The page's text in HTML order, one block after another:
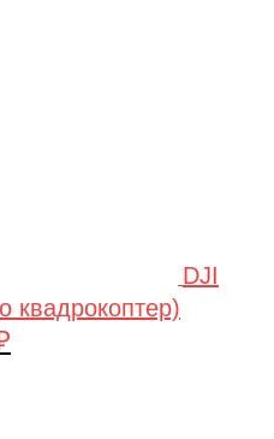
DJI
квадрокоптер)